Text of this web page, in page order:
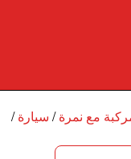
مع نمرة/ سيارة/